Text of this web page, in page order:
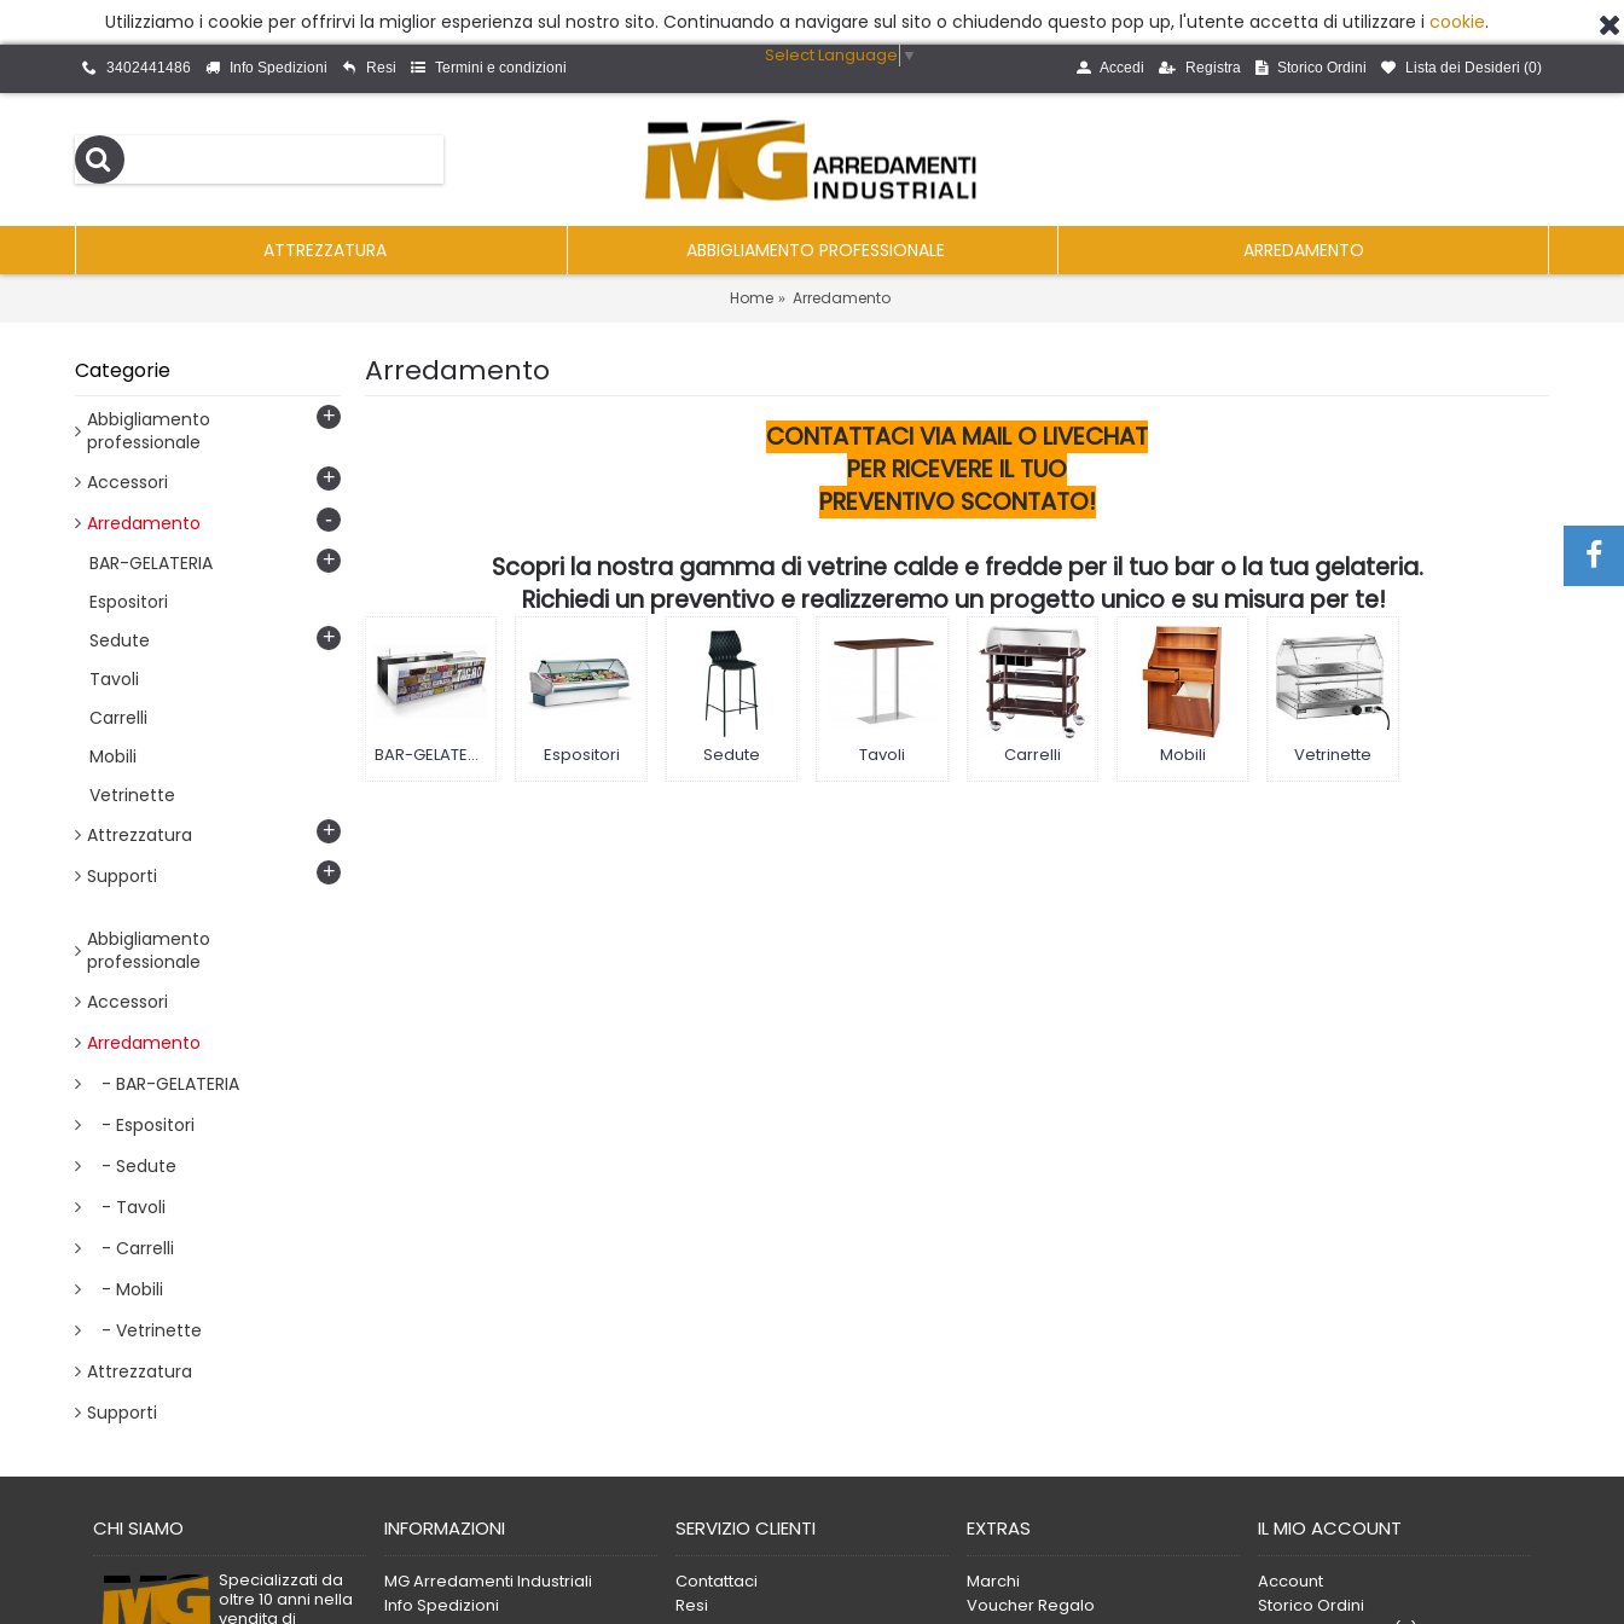
Utilizziamo i cookie per offrirvi la miglior esperienza sul nostro sito. Continuando a navigare sul sito o chiudendo questo pop up, l'utente accetta di utilizzare i cookie.
3402441486 Info Spedizioni Resi Termini e condizioni
Select Language ▼
Accedi Registra Storico Ordini Lista dei Desideri (0)
ATTREZZATURA ABBIGLIAMENTO PROFESSIONALE ARREDAMENTO
Home Arredamento
Categorie
Abbigliamento
professionale
+
Accessori
+
Arredamento
-
BAR-GELATERIA
+
Espositori
Sedute
+
Tavoli
Carrelli
Mobili
Vetrinette
Attrezzatura
+
Supporti
+
Abbigliamento
professionale
Accessori
Arredamento
- BAR-GELATERIA
- Espositori
- Sedute
- Tavoli
- Carrelli
- Mobili
- Vetrinette
Attrezzatura
Supporti
Arredamento
CONTATTACI VIA MAIL O LIVECHAT
PER RICEVERE IL TUO
PREVENTIVO SCONTATO!
Scopri la nostra gamma di vetrine calde e fredde per il tuo bar o la tua gelateria.
Richiedi un preventivo e realizzeremo un progetto unico e su misura per te!
BAR-GELATERIA Espositori Sedute Tavoli Carrelli Mobili Vetrinette
CHI SIAMO
Specializzati da
oltre 10 anni nella
vendita di
INFORMAZIONI
MG Arredamenti Industriali
Info Spedizioni
SERVIZIO CLIENTI
Contattaci
Resi
EXTRAS
Marchi
Voucher Regalo
IL MIO ACCOUNT
Account
Storico Ordini